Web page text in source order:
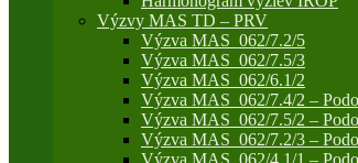
Výzvy MAS TD – PRV
Výzva MAS_062/7.2/5
Výzva MAS_062/7.5/3
Výzva MAS_062/6.1/2
Výzva MAS_062/7.4/2 –
Výzva MAS_062/7.5/2 –
Výzva MAS_062/7.2/3 –
Výzva MAS_062/4.1/1 –